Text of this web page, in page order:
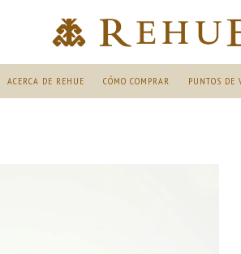
ACERCA DE REHUE CÓMO COMPRAR PUNTOS DE